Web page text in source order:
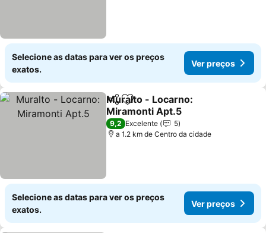
Selecione as datas para ver os preços
exatos.
Ver preços
PartilharAdicionar aos favoritos
Muralto - Locarno:
Miramonti Apt.5
9,2 Excelente
5
a 1.2 km de Centro da cidade
Selecione as datas para ver os preços
exatos.
Ver preços